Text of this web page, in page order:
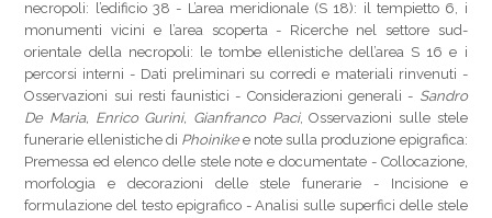
necropoli: l’edificio 38 - L’area meridionale (S 18): il tempietto 6, i
monumenti vicini e l’area scoperta - Ricerche nel settore sud-
orientale della necropoli: le tombe ellenistiche dell’area S 16 e i
percorsi interni - Dati preliminari su corredi e materiali rinvenuti -
Osservazioni sui resti faunistici - Considerazioni generali - Sandro
De Maria, Enrico Gurini, Gianfranco Paci, Osservazioni sulle stele
funerarie ellenistiche di Phoinikee note sulla produzione epigrafica:
Premessa ed elenco delle stele note e documentate - Collocazione,
morfologia e decorazioni delle stele funerarie - Incisione e
formulazione del testo epigrafico - Analisi sulle superfici delle stele